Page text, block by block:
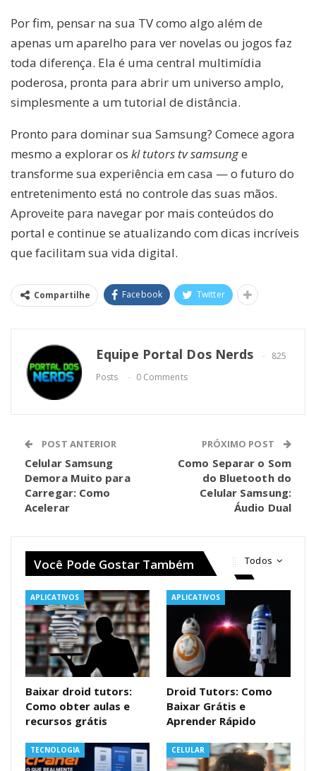
Por fim, pensar na sua TV como algo além de
apenas um aparelho para ver novelas ou jogos faz
toda diferença. Ela é uma central multimídia
poderosa, pronta para abrir um universo amplo,
simplesmente a um tutorial de distância.
Pronto para dominar sua Samsung? Comece agora
mesmo a explorar os kl tutors tv samsunge
transforme sua experiência em casa — o futuro do
entretenimento está no controle das suas mãos.
Aproveite para navegar por mais conteúdos do
portal e continue se atualizando com dicas incríveis
que facilitam sua vida digital.
Compartilhe Facebook Twitter
Equipe Portal Dos Nerds
825
Posts
0 Comments
POST ANTERIOR
Celular Samsung
Demora Muito para
Carregar: Como
Acelerar
PRÓXIMO POST
Como Separar o Som
do Bluetooth do
Celular Samsung:
Áudio Dual
Todos
Você Pode Gostar Também
APLICATIVOS
Baixar droid tutors:
Como obter aulas e
recursos grátis
APLICATIVOS
Droid Tutors: Como
Baixar Grátis e
Aprender Rápido
TECNOLOGIA CELULAR